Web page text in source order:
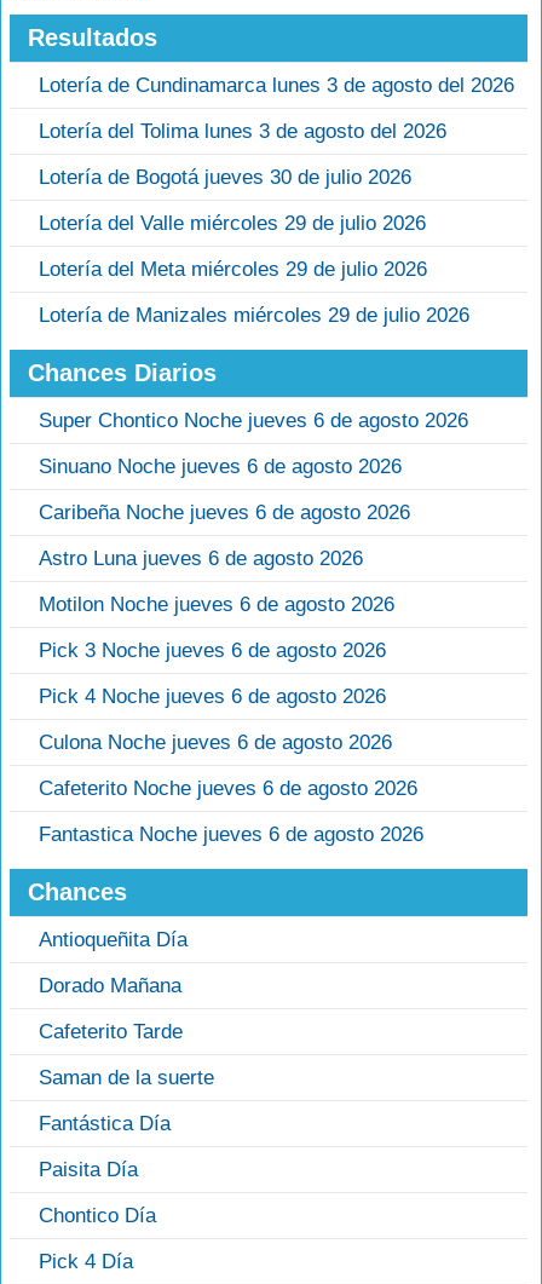
Resultados
Lotería de Cundinamarca lunes 3 de agosto del 2026
Lotería del Tolima lunes 3 de agosto del 2026
Lotería de Bogotá jueves 30 de julio 2026
Lotería del Valle miércoles 29 de julio 2026
Lotería del Meta miércoles 29 de julio 2026
Lotería de Manizales miércoles 29 de julio 2026
Chances Diarios
Super Chontico Noche jueves 6 de agosto 2026
Sinuano Noche jueves 6 de agosto 2026
Caribeña Noche jueves 6 de agosto 2026
Astro Luna jueves 6 de agosto 2026
Motilon Noche jueves 6 de agosto 2026
Pick 3 Noche jueves 6 de agosto 2026
Pick 4 Noche jueves 6 de agosto 2026
Culona Noche jueves 6 de agosto 2026
Cafeterito Noche jueves 6 de agosto 2026
Fantastica Noche jueves 6 de agosto 2026
Chances
Antioqueñita Día
Dorado Mañana
Cafeterito Tarde
Saman de la suerte
Fantástica Día
Paisita Día
Chontico Día
Pick 4 Día